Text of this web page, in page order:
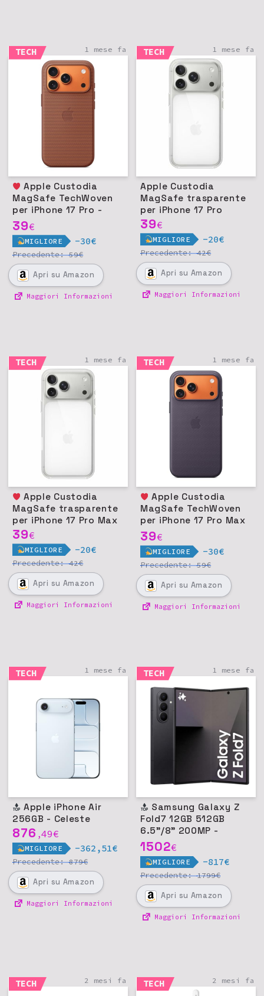
TECH 1 mese fa
Apple Custodia
MagSafe TechWoven
per iPhone 17 Pro -
Terra di Siena
39€
MIGLIORE -30€
Precedente:59€
Apri su Amazon
Maggiori Informazioni
TECH 1 mese fa
Apple Custodia
MagSafe trasparente
per iPhone 17 Pro
39€
MIGLIORE -20€
Precedente:42€
Apri su Amazon
Maggiori Informazioni
TECH 1 mese fa
Apple Custodia
MagSafe trasparente
per iPhone 17 Pro Max
39€
MIGLIORE -20€
Precedente:42€
Apri su Amazon
Maggiori Informazioni
TECH 1 mese fa
Apple Custodia
MagSafe TechWoven
per iPhone 17 Pro Max
- Viola
39€
MIGLIORE -30€
Precedente:59€
Apri su Amazon
Maggiori Informazioni
TECH 1 mese fa
Apple iPhone Air
256GB - Celeste
876 ,49€
MIGLIORE -362,51€
Precedente:879€
Apri su Amazon
Maggiori Informazioni
TECH 1 mese fa
Fold7 12GB 512GB
6.5"/8" 200MP -
Jetblack
1502€
MIGLIORE -817€
Precedente:1799€
Apri su Amazon
Maggiori Informazioni
TECH 2 mesi fa TECH 2 mesi fa